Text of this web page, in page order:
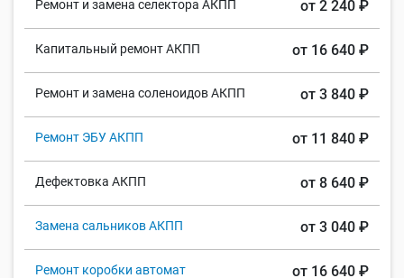
Ремонт и замена селектора АКПП от 2 240 ₽
Капитальный ремонт АКПП от 16 640 ₽
Ремонт и замена соленоидов АКПП от 3 840 ₽
Ремонт ЭБУ АКПП от 11 840 ₽
Дефектовка АКПП от 8 640 ₽
Замена сальников АКПП от 3 040 ₽
Ремонт коробки автомат от 16 640 ₽